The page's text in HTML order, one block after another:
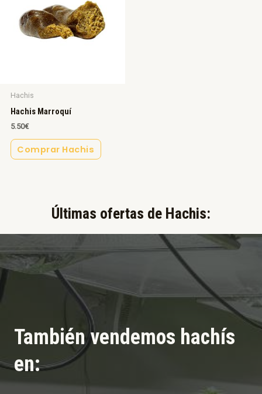
Hachis
Hachis Marroquí
5.50€
Comprar Hachis
Últimas ofertas de Hachis:​
También vendemos hachís
en: